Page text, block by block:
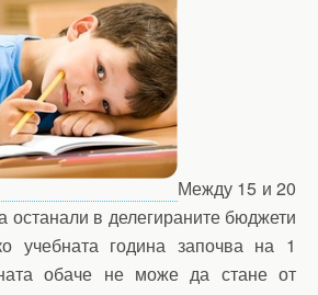
Между 15 и 20
останали в делегираните бюджети
учебната година започва на 1
обаче не може да стане от